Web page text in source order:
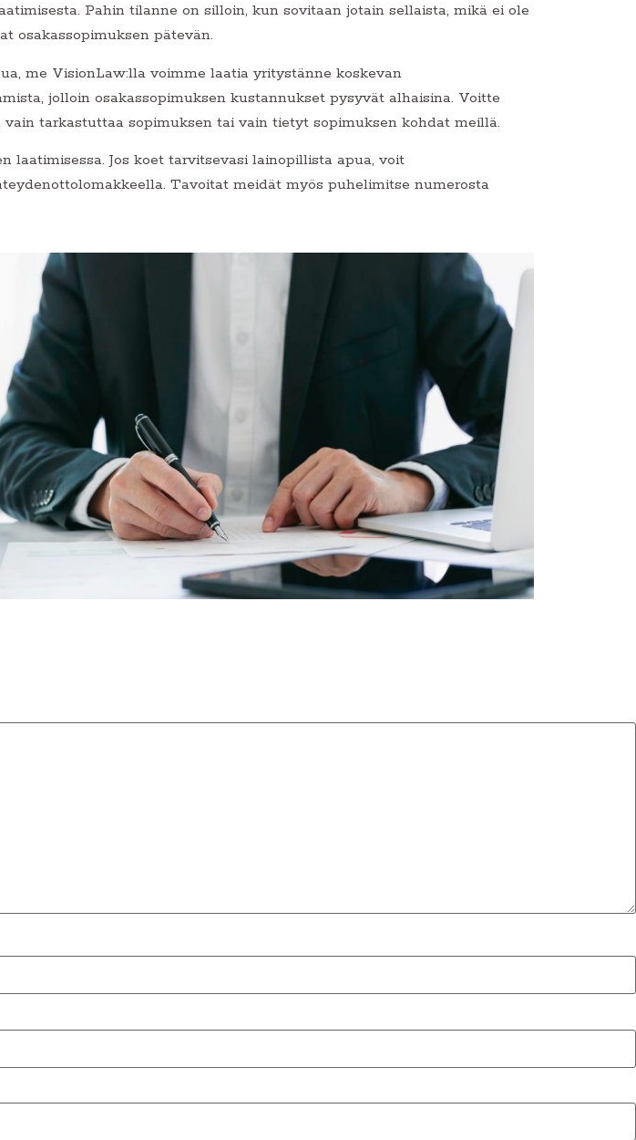
Pahin tilanne on silloin, kun sovitaan jotain sellaista, mikä ei ole
osakassopimuksen pätevän.
me VisionLaw:lla voimme laatia yritystänne koskevan
jolloin osakassopimuksen kustannukset pysyvät alhaisina. Voitte
tarkastuttaa sopimuksen tai vain tietyt sopimuksen kohdat meillä.
Jos koet tarvitsevasi lainopillista apua, voit
Tavoitat meidät myös puhelimitse numerosta